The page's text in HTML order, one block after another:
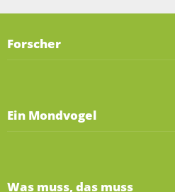
Forscher
Ein Mondvogel
Was muss, das muss